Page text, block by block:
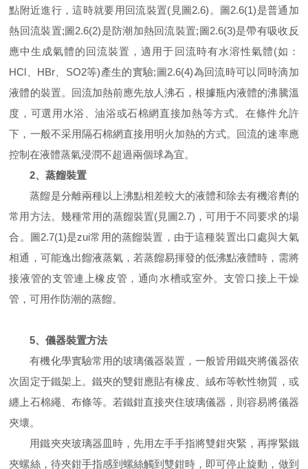
點附近進行，這時就要用回流裝置(見圖2.6)。圖2.6(1)是普通加
熱回流裝置;圖2.6(2)是防潮加熱回流裝置;圖2.6(3)是帶有吸收反
應中生成氣體的回流裝置，適用于回流時有水溶性氣體(如：
HCl、HBr、SO2等)產生的實驗;圖2.6(4)為回流時可以同時滴加
液體的裝置。回流加熱前應先放人沸石，根據瓶內液體的沸騰溫
度，可選用水浴、油浴或石棉網直接加熱等方式。在條件允許
下，一般不采用隔石棉網直接用明火加熱的方式。回流的速率應
控制在液體蒸氣浸潤不超過兩個球為宜。
2、蒸餾裝置
蒸餾是分離兩種以上沸點相差較大的液體和除去有機溶劑的
常用方法。幾種常用的蒸餾裝置(見圖2.7)，可用于不同要求的場
合。圖2.7(1)是zui常用的蒸餾裝置，由于這種裝置出口處與大氣
相通，可能逸出餾液蒸氣，若蒸餾易揮發的低沸點液體時，需將
接液管的支管連上橡皮管，通向水槽或室外。支管口接上干燥
管，可用作防潮的蒸餾。
5、儀器裝置方法
有機化學實驗常用的玻璃儀器裝置，一般皆用鐵夾將儀器依
次固定于鐵架上。鐵夾的雙鉗應貼有橡皮、絨布等軟性物質，或
纏上石棉繩、布條等。若鐵鉗直接夾住玻璃儀器，則容易將儀器
夾壞。
用鐵夾夾玻璃器皿時，先用左手手指將雙鉗夾緊，再擰緊鐵
夾螺絲，待夾鉗手指感到螺絲觸到雙鉗時，即可停止旋動，做到